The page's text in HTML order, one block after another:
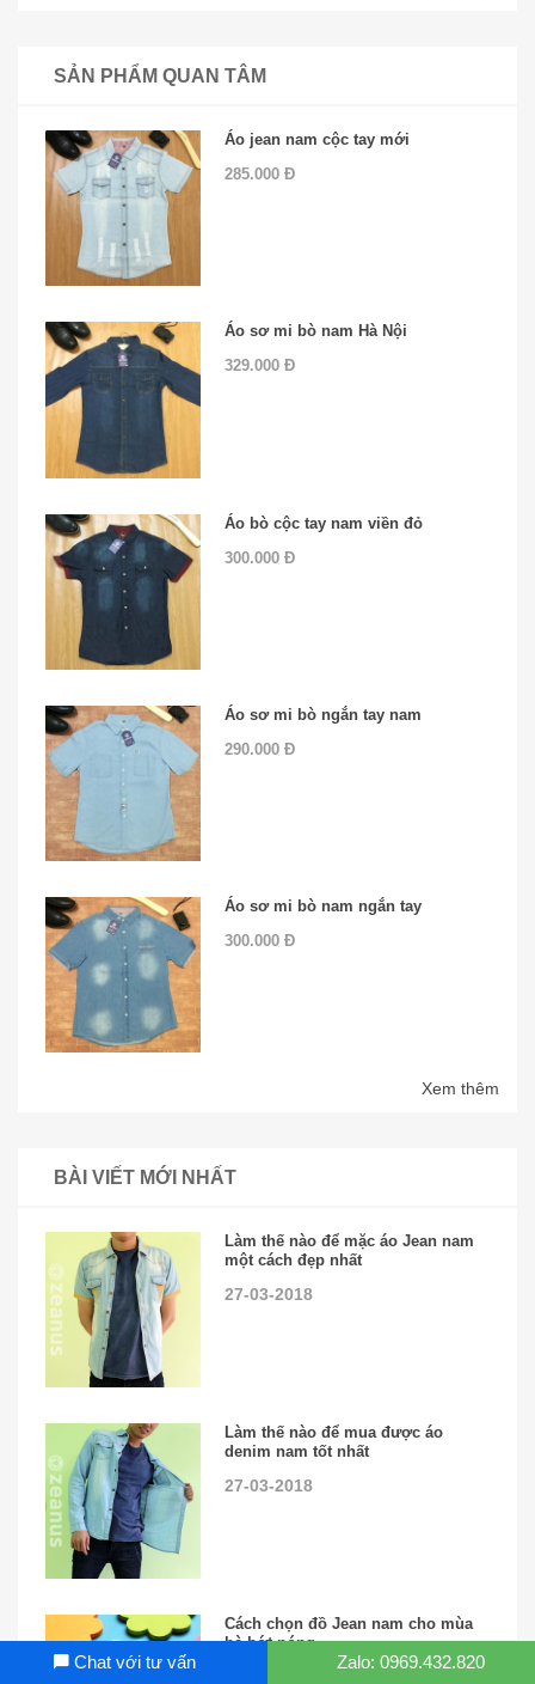
SẢN PHẨM QUAN TÂM
Áo jean nam cộc tay mới
285.000 Đ
Áo sơ mi bò nam Hà Nội
329.000 Đ
Áo bò cộc tay nam viền đỏ
300.000 Đ
Áo sơ mi bò ngắn tay nam
290.000 Đ
Áo sơ mi bò nam ngắn tay
300.000 Đ
Xem thêm
BÀI VIẾT MỚI NHẤT
Làm thế nào để mặc áo Jean nam
một cách đẹp nhất
27-03-2018
Làm thế nào để mua được áo
denim nam tốt nhất
27-03-2018
Cách chọn đồ Jean nam cho mùa
hè bớt nóng
Chat với tư vấn Zalo: 0969.432.820